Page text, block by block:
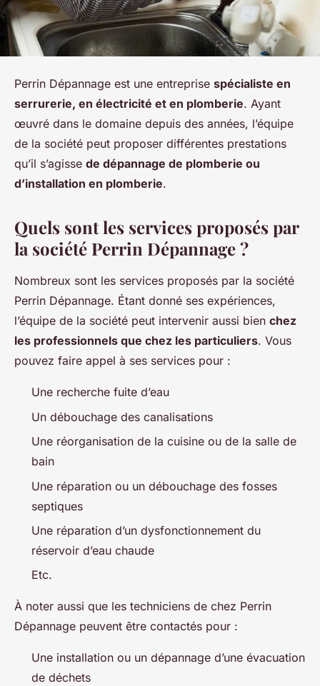
Perrin Dépannage est une entreprise spécialiste en
serrurerie, en électricité et en plomberie. Ayant
œuvré dans le domaine depuis des années, l’équipe
de la société peut proposer différentes prestations
qu’il s’agisse de dépannage de plomberie ou
d’installation en plomberie.
Quels sont les services proposés par
la société Perrin Dépannage ?
Nombreux sont les services proposés par la société
Perrin Dépannage. Étant donné ses expériences,
l’équipe de la société peut intervenir aussi bien chez
les professionnels que chez les particuliers. Vous
pouvez faire appel à ses services pour :
Une recherche fuite d’eau
Un débouchage des canalisations
Une réorganisation de la cuisine ou de la salle de
bain
Une réparation ou un débouchage des fosses
septiques
Une réparation d’un dysfonctionnement du
réservoir d’eau chaude
Etc.
À noter aussi que les techniciens de chez Perrin
Dépannage peuvent être contactés pour :
Une installation ou un dépannage d’une évacuation
de déchets